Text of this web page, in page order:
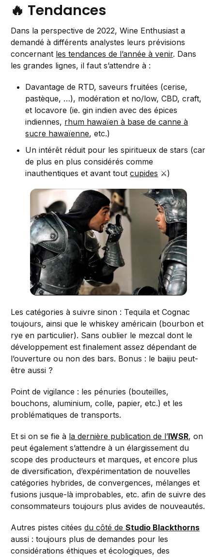
🔥 Tendances
Dans la perspective de 2022, Wine Enthusiast a
demandé à différents analystes leurs prévisions
concernant les tendances de l’année à venir. Dans
les grandes lignes, il faut s’attendre à :
Davantage de RTD, saveurs fruitées (cerise,
pastèque, …), modération et no/low, CBD, craft,
et locavore (ie. gin indien avec des épices
indiennes, rhum hawaïen à base de canne à
sucre hawaïenne, etc.)
Un intérêt réduit pour les spiritueux de stars (car
de plus en plus considérés comme
inauthentiques et avant toutcupides ⚔️)
Les catégories à suivre sinon : Tequila et Cognac
toujours, ainsi que le whiskey américain (bourbon et
rye en particulier). Sans oublier le mezcal dont le
développement est finalement assez dépendant de
l’ouverture ou non des bars. Bonus : le baijiu peut-
être aussi ?
Point de vigilance : les pénuries (bouteilles,
bouchons, aluminium, colle, papier, etc.) et les
problématiques de transports.
Et si on se fie à la dernière publication de l’IWSR, on
peut également s’attendre à un élargissement du
scope des producteurs et marques, et encore plus
de diversification, d’expérimentation de nouvelles
catégories hybrides, de convergences, mélanges et
fusions jusque-là improbables, etc. afin de suivre des
consommateurs toujours plus avides de nouveautés.
Autres pistes citéesdu côté deStudio Blackthorns
aussi : toujours plus de demandes pour les
considérations éthiques et écologiques, des